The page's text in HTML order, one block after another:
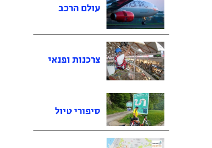
עולם הרכב
צרכנות ופנאי
סיפורי טיול